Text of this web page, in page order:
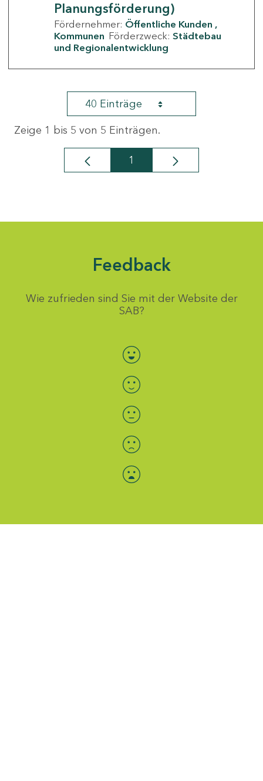
Planungsförderung)
Fördernehmer: Öffentliche Kunden
Kommunen Förderzweck: Städtebau
und Regionalentwicklung
40 Einträge
Zeige 1 bis 5 von 5 Einträgen.
Seite
1
Feedback
Wie zufrieden sind Sie mit der Website der
SAB?
Bewertung auswählen